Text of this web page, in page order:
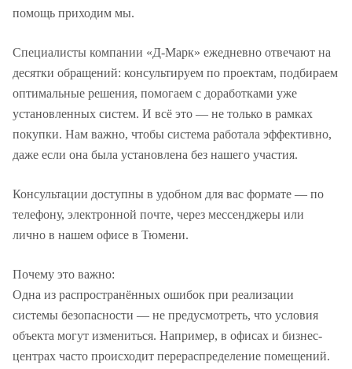
помощь приходим мы.
Специалисты компании «Д-Марк» ежедневно отвечают на
десятки обращений: консультируем по проектам, подбираем
оптимальные решения, помогаем с доработками уже
установленных систем. И всё это — не только в рамках
покупки. Нам важно, чтобы система работала эффективно,
даже если она была установлена без нашего участия.
Консультации доступны в удобном для вас формате — по
телефону, электронной почте, через мессенджеры или
лично в нашем офисе в Тюмени.
Почему это важно:
Одна из распространённых ошибок при реализации
системы безопасности — не предусмотреть, что условия
объекта могут измениться. Например, в офисах и бизнес-
центрах часто происходит перераспределение помещений.